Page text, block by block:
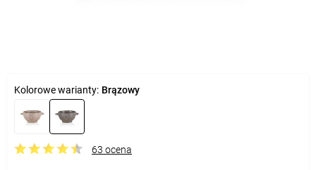
Kolorowe warianty: Brązowy
63 ocena